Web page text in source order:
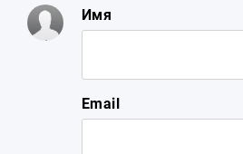
Имя
Email